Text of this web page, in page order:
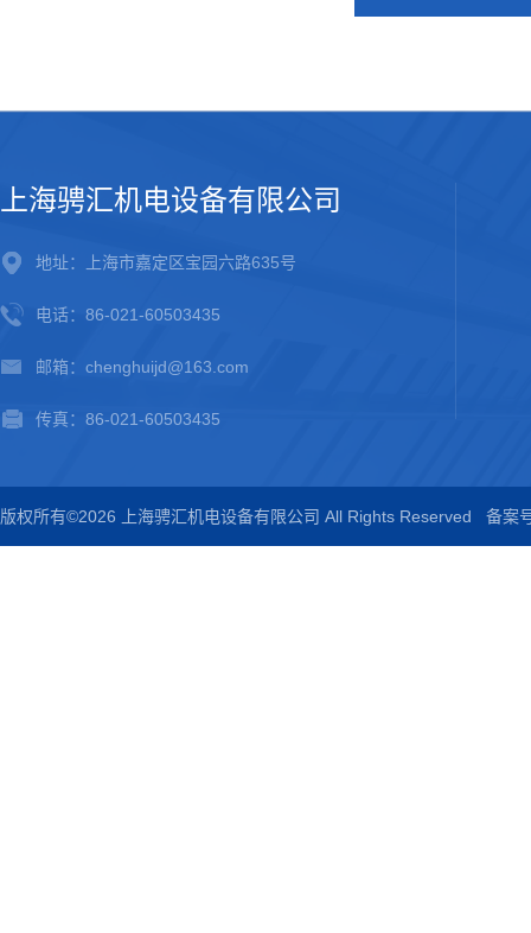
上海骋汇机电设备有限公司
地址：上海市嘉定区宝园六路635号
电话：86-021-60503435
邮箱：chenghuijd@163.com
传真：86-021-60503435
版权所有©2026 上海骋汇机电设备有限公司 All Rights Reserved 备案